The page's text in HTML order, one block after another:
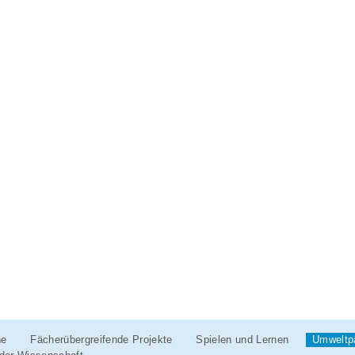
Fächerübergreifende Projekte Spielen und Lernen